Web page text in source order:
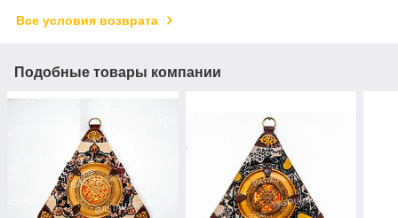
Все условия возврата
Подобные товары компании